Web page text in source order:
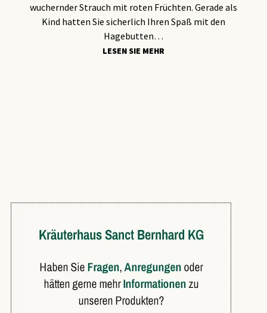
wuchernder Strauch mit roten Früchten. Gerade als
Kind hatten Sie sicherlich Ihren Spaß mit den
Hagebutten…
LESEN SIE MEHR